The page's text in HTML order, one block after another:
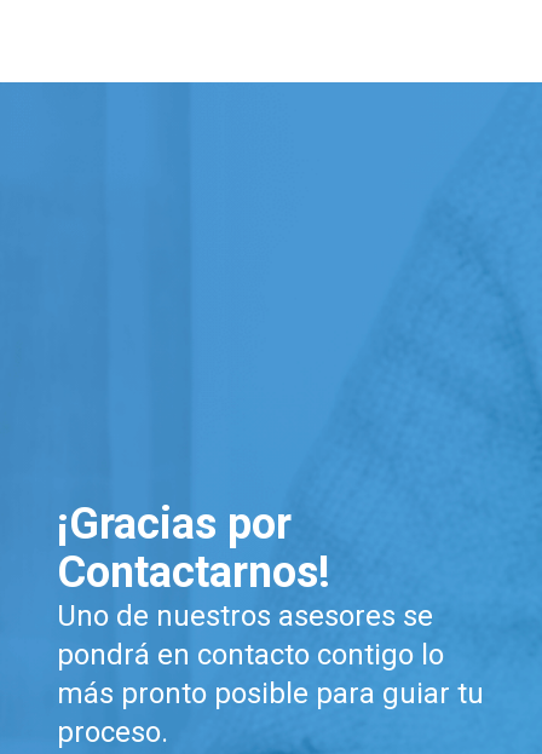
¡Gracias por
Contactarnos!
Uno de nuestros asesores se
pondrá en contacto contigo lo
más pronto posible para guiar tu
proceso.